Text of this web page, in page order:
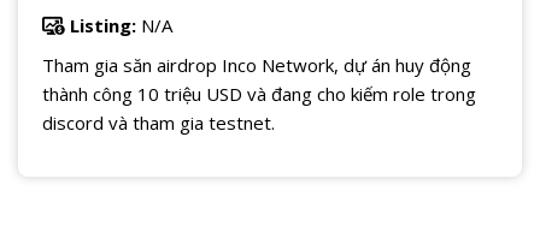
Listing: N/A
Tham gia săn airdrop Inco Network, dự án huy động
thành công 10 triệu USD và đang cho kiếm role trong
discord và tham gia testnet.